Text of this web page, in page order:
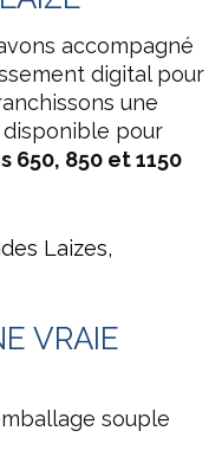
accompagné
digital pour
une
pour
650, 850 et 1150
Laizes,
VRAIE
souple